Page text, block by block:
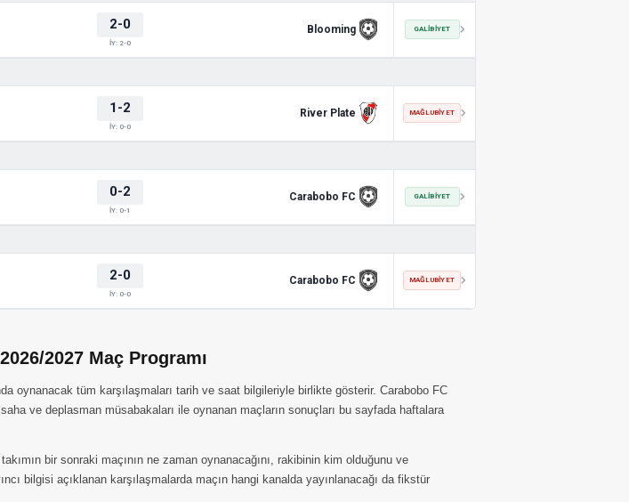
2-0
İY: 2-0
Blooming GALIBIYET
1-2
İY: 0-0
River Plate MAĞLUBIYET
0-2
İY: 0-1
Carabobo FC GALIBIYET
2-0
İY: 0-0
Carabobo FC MAĞLUBIYET
2027 Maç Programı
oynanacak tüm karşılaşmaları tarih ve saat bilgileriyle birlikte gösterir. Carabobo FC
ve deplasman müsabakaları ile oynanan maçların sonuçları bu sayfada haftalara
bir sonraki maçının ne zaman oynanacağını, rakibinin kim olduğunu ve
bilgisi açıklanan karşılaşmalarda maçın hangi kanalda yayınlanacağı da fikstür